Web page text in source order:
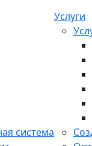
система
Услуги